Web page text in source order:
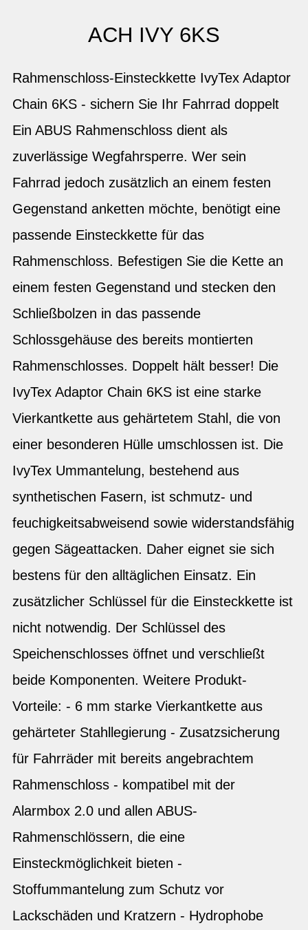
ACH IVY 6KS
Rahmenschloss-Einsteckkette IvyTex Adaptor
Chain 6KS - sichern Sie Ihr Fahrrad doppelt
Ein ABUS Rahmenschloss dient als
zuverlässige Wegfahrsperre. Wer sein
Fahrrad jedoch zusätzlich an einem festen
Gegenstand anketten möchte, benötigt eine
passende Einsteckkette für das
Rahmenschloss. Befestigen Sie die Kette an
einem festen Gegenstand und stecken den
Schließbolzen in das passende
Schlossgehäuse des bereits montierten
Rahmenschlosses. Doppelt hält besser! Die
IvyTex Adaptor Chain 6KS ist eine starke
Vierkantkette aus gehärtetem Stahl, die von
einer besonderen Hülle umschlossen ist. Die
IvyTex Ummantelung, bestehend aus
synthetischen Fasern, ist schmutz- und
feuchigkeitsabweisend sowie widerstandsfähig
gegen Sägeattacken. Daher eignet sie sich
bestens für den alltäglichen Einsatz. Ein
zusätzlicher Schlüssel für die Einsteckkette ist
nicht notwendig. Der Schlüssel des
Speichenschlosses öffnet und verschließt
beide Komponenten. Weitere Produkt-
Vorteile: - 6 mm starke Vierkantkette aus
gehärteter Stahllegierung - Zusatzsicherung
für Fahrräder mit bereits angebrachtem
Rahmenschloss - kompatibel mit der
Alarmbox 2.0 und allen ABUS-
Rahmenschlössern, die eine
Einsteckmöglichkeit bieten -
Stoffummantelung zum Schutz vor
Lackschäden und Kratzern - Hydrophobe